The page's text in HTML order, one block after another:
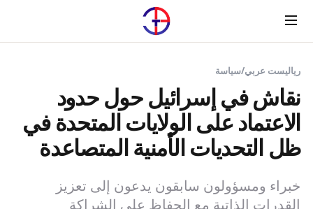
Menu
رياليست عربي/سياسة
نقاش في إسرائيل حول حدود
الاعتماد على الولايات المتحدة في
ظل التحديات الأمنية المتصاعدة
خبراء ومسؤولون سابقون يدعون إلى تعزيز
القدرات الذاتية مع الحفاظ على الشراكة